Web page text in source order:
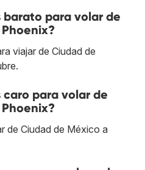
barato para volar de
viajar de Ciudad de
caro para volar de
de Ciudad de México a